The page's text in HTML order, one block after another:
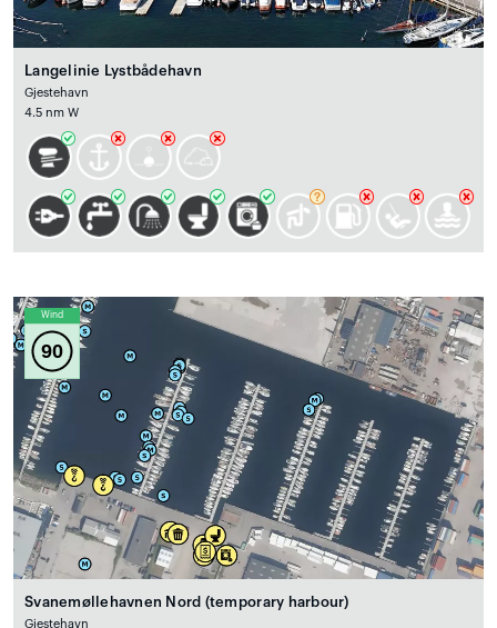
Langelinie Lystbådehavn
Gjestehavn
4.5 nm W
Wind
90
Svanemøllehavnen Nord (temporary harbour)
Gjestehavn